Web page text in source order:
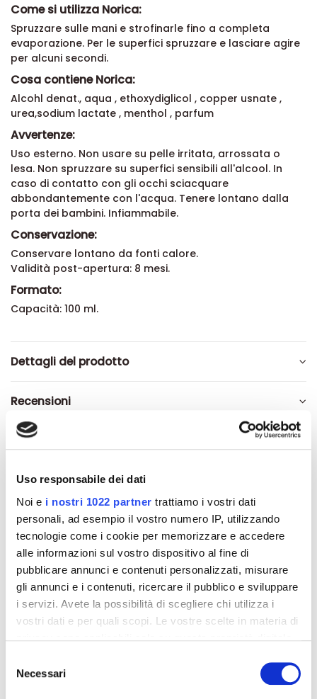
Uso responsabile dei dati
Noi e i nostri 1022 partner trattiamo i vostri dati
personali, ad esempio il vostro numero IP, utilizzando
tecnologie come i cookie per memorizzare e accedere
alle informazioni sul vostro dispositivo al fine di
pubblicare annunci e contenuti personalizzati, misurare
gli annunci e i contenuti, ricercare il pubblico e sviluppare
i servizi. Avete la possibilità di scegliere chi utilizza i
vostri dati e per quali scopi. Le vostre scelte in materia di
modificare o revocare il proprio consenso in qualsiasi
momento dalla Dichiarazione sui cookie o facendo clic
delNecessari
Come si utilizza Norica:
Spruzzare sulle mani e strofinarle fino a completa
evaporazione. Per le superfici spruzzare e lasciare agire
per alcuni secondi.
Cosa contiene Norica:
Alcohl denat., aqua , ethoxydiglicol , copper usnate ,
urea,sodium lactate , menthol , parfum
Avvertenze:
Uso esterno. Non usare su pelle irritata, arrossata o
lesa. Non spruzzare su superfici sensibili all'alcool. In
caso di contatto con gli occhi sciacquare
abbondantemente con l'acqua. Tenere lontano dalla
porta dei bambini. Infiammabile.
Conservazione:
Conservare lontano da fonti calore.
Validità post-apertura: 8 mesi.
Formato:
Capacità: 100 ml.
Dettagli del prodotto
Recensioni
Altri prodotti che potrebbero
interessarti
-42% -42%